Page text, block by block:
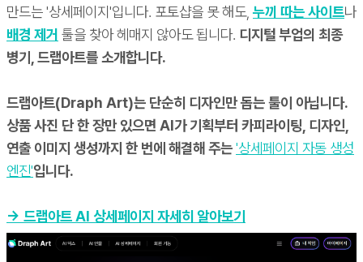
만드는 '상세페이지'입니다. 포토샵을 못 해도, 누끼 따는 사이트나
배경 제거 툴을 찾아 헤매지 않아도 됩니다. 디지털 부업의 최종
병기, 드랩아트를 소개합니다.
드랩아트(Draph Art)는 단순히 디자인만 돕는 툴이 아닙니다.
상품 사진 단 한 장만 있으면 AI가 기획부터 카피라이팅, 디자인,
연출 이미지 생성까지 한 번에 해결해 주는'상세페이지 자동 생성
엔진'입니다.
→ 드랩아트 AI 상세페이지 자세히 알아보기